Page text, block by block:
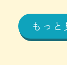
もっと